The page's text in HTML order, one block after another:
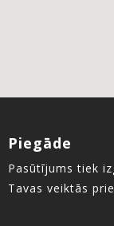
Piegāde
Pasūtījums tiek
Tavas veiktās